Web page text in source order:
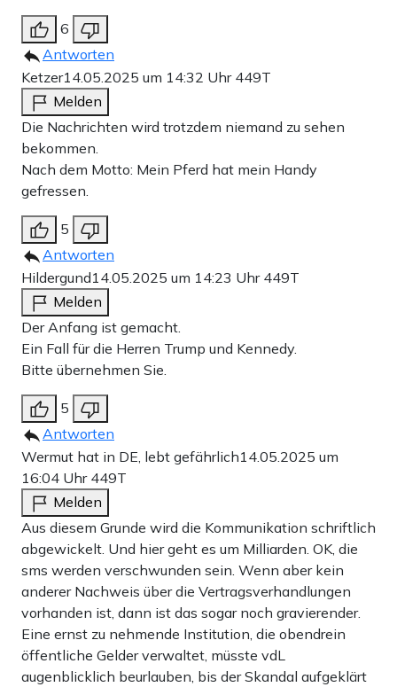
6
Antworten
Ketzer14.05.2025 um 14:32 Uhr 449T
Melden
Die Nachrichten wird trotzdem niemand zu sehen
bekommen.
Nach dem Motto: Mein Pferd hat mein Handy
gefressen.
5
Antworten
Hildergund14.05.2025 um 14:23 Uhr 449T
Melden
Der Anfang ist gemacht.
Ein Fall für die Herren Trump und Kennedy.
Bitte übernehmen Sie.
5
Antworten
Wermut hat in DE, lebt gefährlich14.05.2025 um
16:04 Uhr 449T
Melden
Aus diesem Grunde wird die Kommunikation schriftlich
abgewickelt. Und hier geht es um Milliarden. OK, die
sms werden verschwunden sein. Wenn aber kein
anderer Nachweis über die Vertragsverhandlungen
vorhanden ist, dann ist das sogar noch gravierender.
Eine ernst zu nehmende Institution, die obendrein
öffentliche Gelder verwaltet, müsste vdL
augenblicklich beurlauben, bis der Skandal aufgeklärt